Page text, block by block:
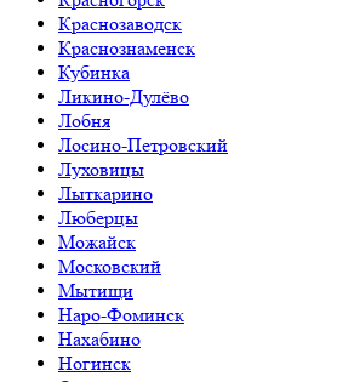
Краснозаводск
Краснознаменск
Кубинка
Ликино-Дулёво
Лобня
Лосино-Петровский
Луховицы
Лыткарино
Люберцы
Можайск
Московский
Мытищи
Наро-Фоминск
Нахабино
Ногинск